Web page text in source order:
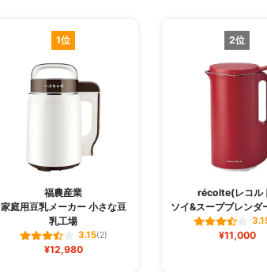
1位
福農産業
家庭用豆乳メーカー 小さな豆
乳工場
3.15(2)
¥12,980
2位
récolte(レコル
ソイ&スープブレンダ
¥11,000